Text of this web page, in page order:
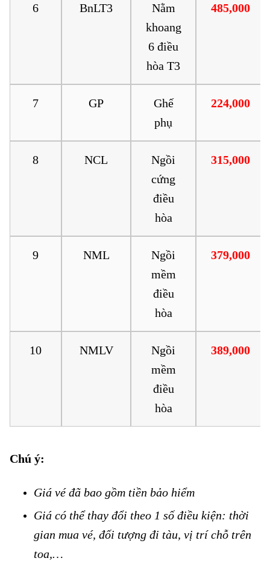
6 BnLT3
Nằm
khoang
6 điều
hòa T3
485,000
7 GP
Ghế
phụ
224,000
8 NCL
Ngồi
cứng
điều
hòa
315,000
9 NML
Ngồi
mềm
điều
hòa
379,000
10 NMLV
Ngồi
mềm
điều
hòa
389,000
Chú ý:
Giá vé đã bao gồm tiền bảo hiểm
Giá có thể thay đổi theo 1 số điều kiện: thời
gian mua vé, đối tượng đi tàu, vị trí chỗ trên
toa,…